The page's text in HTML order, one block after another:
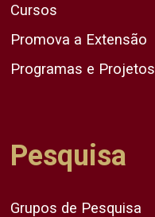
Cursos
Promova a Extensão
Programas e Projetos
Pesquisa
Grupos de Pesquisa